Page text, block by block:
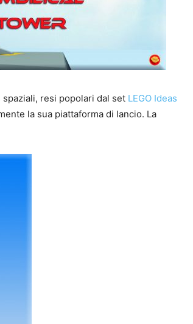
spaziali, resi popolari dal set LEGO Ideas
la sua piattaforma di lancio. La